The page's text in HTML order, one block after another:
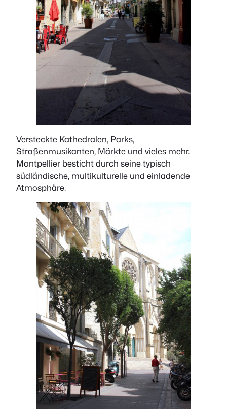
Versteckte Kathedralen, Parks,
Straßenmusikanten, Märkte und vieles mehr.
Montpellier besticht durch seine typisch
südländische, multikulturelle und einladende
Atmosphäre.